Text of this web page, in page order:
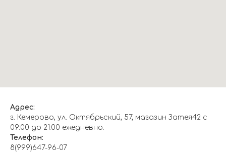
Адрес:
г. Кемерово, ул. Октябрьский, 57, магазин Затея42 с
09:00 до 21:00 ежедневно.
Телефон:
8(999)647-96-07